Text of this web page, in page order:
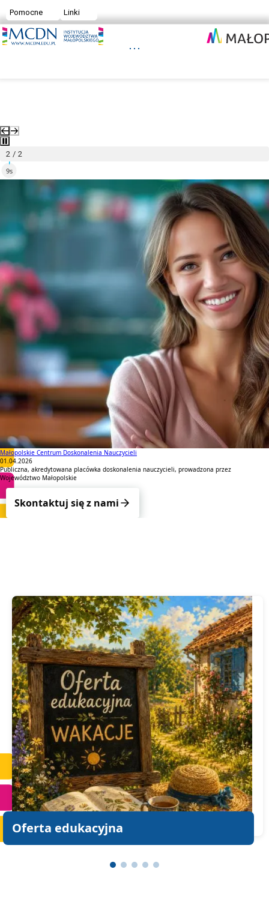
Pomocne Linki
Małopolskie Centrum Doskonalenia Nauczycieli
2 / 2
8s
Podcasty
Zapraszamy do wysłuchania cyklu podcastów o zdrowiu psychicznym oraz edukacji
Małopolskie Centrum Doskonalenia Nauczycieli
01.04.2026
Publiczna, akredytowana placówka doskonalenia nauczycieli, prowadzona przez
Województwo Małopolskie
Skontaktuj się z nami
Oferta edukacyjna
Oferta edukacyjna